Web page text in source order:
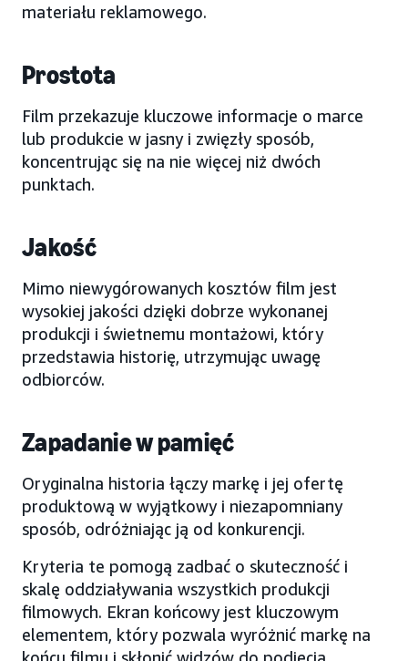
materiału reklamowego.
Prostota
Film przekazuje kluczowe informacje o marce
lub produkcie w jasny i zwięzły sposób,
koncentrując się na nie więcej niż dwóch
punktach.
Jakość
Mimo niewygórowanych kosztów film jest
wysokiej jakości dzięki dobrze wykonanej
produkcji i świetnemu montażowi, który
przedstawia historię, utrzymując uwagę
odbiorców.
Zapadanie w pamięć
Oryginalna historia łączy markę i jej ofertę
produktową w wyjątkowy i niezapomniany
sposób, odróżniając ją od konkurencji.
Kryteria te pomogą zadbać o skuteczność i
skalę oddziaływania wszystkich produkcji
filmowych. Ekran końcowy jest kluczowym
elementem, który pozwala wyróżnić markę na